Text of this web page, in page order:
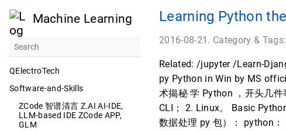
Machine Learning
QElectroTech
Software-and-Skills
ZCode 智谱清言 Z.AI AI-IDE,
LLM-based IDE ZCode APP,
GLM
Learning Python
2016-08-21. Category & Tags:
Related: /jupyter /Learn-
py Python in Win by MS
术揭秘 学 Python ，开头几
CLI； 2. Linux。 Basic
数据处理 py 包）： python